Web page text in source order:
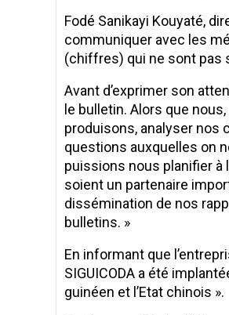
Fodé Sanikayi Kouyaté,
communiquer avec les
(chiffres) qui ne sont pas
Avant d’exprimer son
le bulletin. Alors que
produisons, analyser
questions auxquelles on
puissions nous planifier
soient un partenaire
dissémination de nos
bulletins. »
En informant que
SIGUICODA a été
guinéen et l’Etat chinois ».